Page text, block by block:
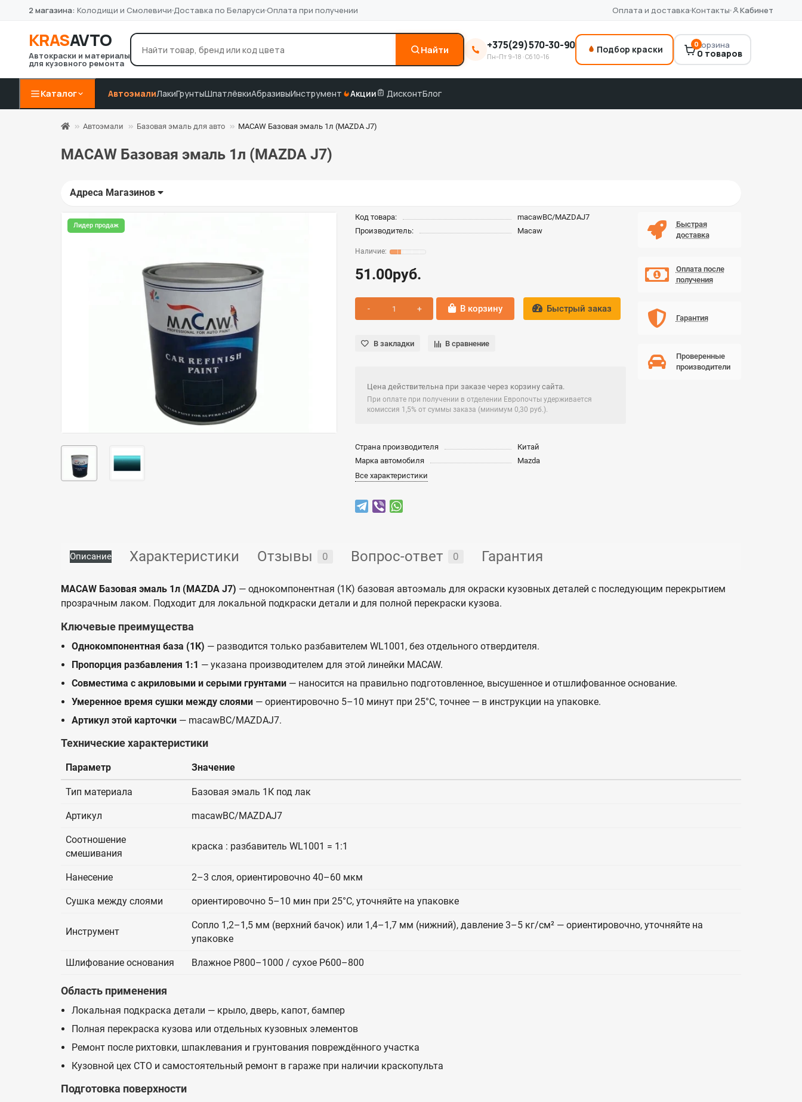
2 магазина: Колодищи и Смолевичи Доставка по Беларуси Оплата при получении Оплата и доставка Контакты Кабинет
KRASAVTO
Автокраски и материалы
для кузовного ремонта
Найти
Например: лак Novol грунт 4+1 P80 3M краска по коду подбор по VIN
+375(29)570-30-90
Пн–Пт 9–18 · Сб 10–16
Подбор краски 0Корзина
0 товаров
Каталог АвтоэмалиЛакиГрунтыШпатлёвкиАбразивыИнструмент Акции ДисконтБлог
Автоэмали Базовая эмаль для авто MACAW Базовая эмаль 1л (MAZDA J7)
MACAW Базовая эмаль 1л (MAZDA J7)
Адреса Магазинов
Лидер продаж
Код товара:
macawBC/MAZDAJ7
Производитель:
Macaw
51.00руб.
В корзину Быстрый заказ
В закладки В сравнение
Цена действительна при заказе через корзину сайта.
При оплате при получении в отделении Европочты удерживается
комиссия 1,5% от суммы заказа (минимум 0,30 руб.).
Страна производителя
Китай
Марка автомобиля
Mazda
Все характеристики
Быстрая
доставка
Оплата после
получения
Гарантия
Проверенные
производители
Описание Характеристики Отзывы 0 Вопрос-ответ 0 Гарантия
MACAW Базовая эмаль 1л (MAZDA J7) — однокомпонентная (1К) базовая автоэмаль для окраски кузовных деталей с последующим перекрытием
прозрачным лаком. Подходит для локальной подкраски детали и для полной перекраски кузова.
Ключевые преимущества
Однокомпонентная база (1К) — разводится только разбавителем WL1001, без отдельного отвердителя.
Пропорция разбавления 1:1 — указана производителем для этой линейки MACAW.
Совместима с акриловыми и серыми грунтами — наносится на правильно подготовленное, высушенное и отшлифованное основание.
Умеренное время сушки между слоями — ориентировочно 5–10 минут при 25°C, точнее — в инструкции на упаковке.
Артикул этой карточки — macawBC/MAZDAJ7.
Технические характеристики
Параметр Значение
Тип материала Базовая эмаль 1К под лак
Артикул macawBC/MAZDAJ7
Соотношение
смешивания
краска : разбавитель WL1001 = 1:1
Нанесение 2–3 слоя, ориентировочно 40–60 мкм
Сушка между слоями ориентировочно 5–10 мин при 25°C, уточняйте на упаковке
Инструмент
Сопло 1,2–1,5 мм (верхний бачок) или 1,4–1,7 мм (нижний), давление 3–5 кг/см² — ориентировочно, уточняйте на
упаковке
Шлифование основания Влажное P800–1000 / сухое P600–800
Область применения
Локальная подкраска детали — крыло, дверь, капот, бампер
Полная перекраска кузова или отдельных кузовных элементов
Ремонт после рихтовки, шпаклевания и грунтования повреждённого участка
Кузовной цех СТО и самостоятельный ремонт в гараже при наличии краскопульта
Подготовка поверхности